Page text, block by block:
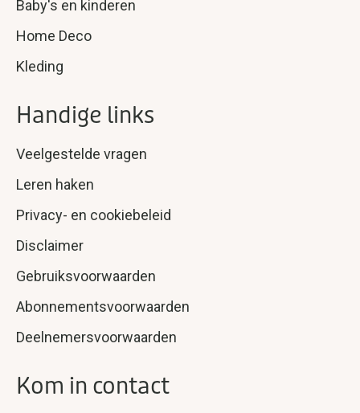
Baby's en kinderen
Home Deco
Kleding
Handige links
Veelgestelde vragen
Leren haken
Privacy- en cookiebeleid
Disclaimer
Gebruiksvoorwaarden
Abonnementsvoorwaarden
Deelnemersvoorwaarden
Kom in contact